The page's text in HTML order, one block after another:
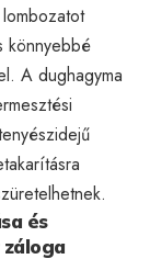
könnyebbé
A dughagyma
és